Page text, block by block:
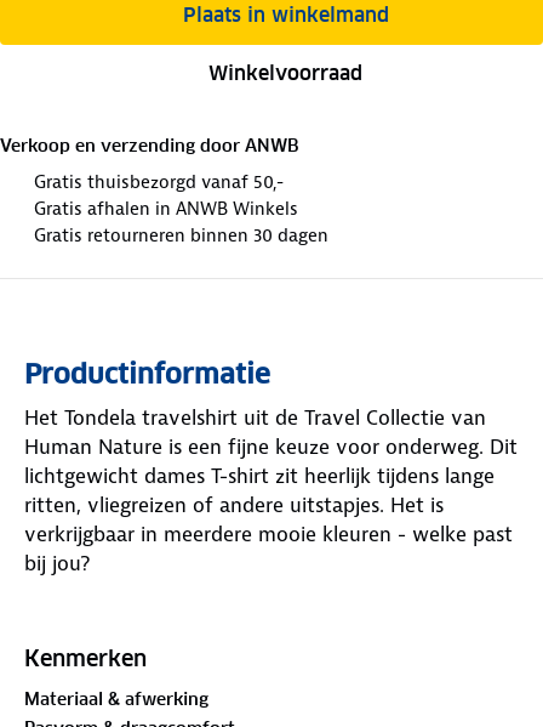
Plaats in winkelmand
Winkelvoorraad
Verkoop en verzending door ANWB
Gratis thuisbezorgd vanaf 50,-
Gratis afhalen in ANWB Winkels
Gratis retourneren binnen 30 dagen
Productinformatie
Het Tondela travelshirt uit de Travel Collectie van
Human Nature is een fijne keuze voor onderweg. Dit
lichtgewicht dames T-shirt zit heerlijk tijdens lange
ritten, vliegreizen of andere uitstapjes. Het is
verkrijgbaar in meerdere mooie kleuren - welke past
bij jou?
UV-straling. Het shirt heeft een mooie ronde hals en
reis? Het sneldrogende materiaal maakt dat geen
Kenmerken
Materiaal & afwerking